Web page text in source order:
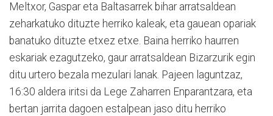
Meltxor, Gaspar eta Baltasarrek bihar arratsaldean
zeharkatuko dituzte herriko kaleak, eta gauean opariak
banatuko dituzte etxez etxe. Baina herriko haurren
eskariak ezagutzeko, gaur arratsaldean Bizarzurik egin
ditu urtero bezala mezulari lanak. Pajeen laguntzaz,
16:30 aldera iritsi da Lege Zaharren Enparantzara, eta
bertan jarrita dagoen estalpean jaso ditu herriko